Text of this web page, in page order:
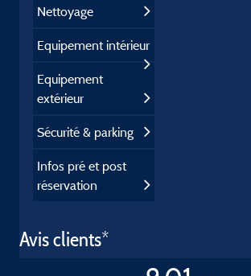
Nettoyage
Equipement intérieur
Equipement
extérieur
Sécurité & parking
Infos pré et post
réservation
Avis clients*